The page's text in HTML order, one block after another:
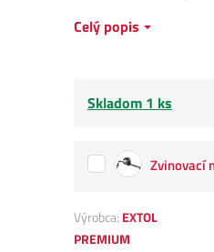
Celý popis
Skladom 1 ks
Zvinovací
Výrobca: EXTOL
PREMIUM